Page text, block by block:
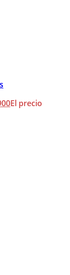
El precio